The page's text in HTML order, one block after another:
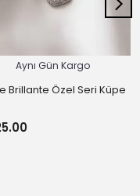
Aynı Gün Kargo
Brillante Özel Seri Küpe